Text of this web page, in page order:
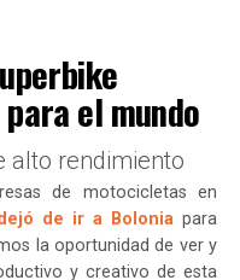
el mundo
alto rendimiento
de motocicletas en
de ir a Bolonia para
la oportunidad de ver y
y creativo de esta